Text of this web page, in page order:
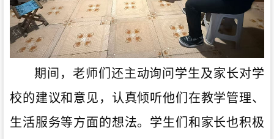
期间，老师们还主动询问学生及家长对学
校的建议和意见，认真倾听他们在教学管理、
生活服务等方面的想法。学生们和家长也积极